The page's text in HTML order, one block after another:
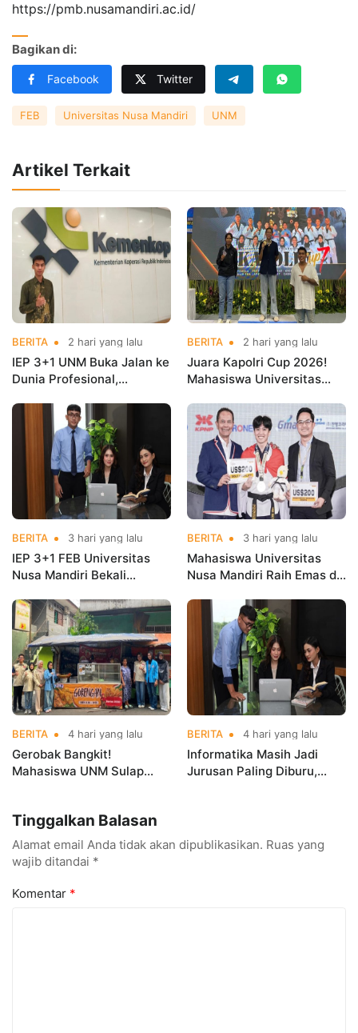
https://pmb.nusamandiri.ac.id/
Bagikan di:
Facebook Twitter
FEB Universitas Nusa Mandiri UNM
Artikel Terkait
BERITA 2 hari yang lalu
IEP 3+1 UNM Buka Jalan ke
Dunia Profesional,
Kementerian Koperasi
BERITA 2 hari yang lalu
Juara Kapolri Cup 2026!
Mahasiswa Universitas
Nama Kampus di Kejurnas
Taekwondo
BERITA 3 hari yang lalu
IEP 3+1 FEB Universitas
Nusa Mandiri Bekali
Kerja Sebelum Lulus
BERITA 3 hari yang lalu
Mahasiswa Universitas
Nusa Mandiri Raih Emas di
Indonesia Open
Championships 2026
BERITA 4 hari yang lalu
Gerobak Bangkit!
Mahasiswa UNM Sulap
BERITA 4 hari yang lalu
Informatika Masih Jadi
Jurusan Paling Diburu,
Tinggalkan Balasan
Alamat email Anda tidak akan dipublikasikan. Ruas yang
wajib ditandai *
Komentar *